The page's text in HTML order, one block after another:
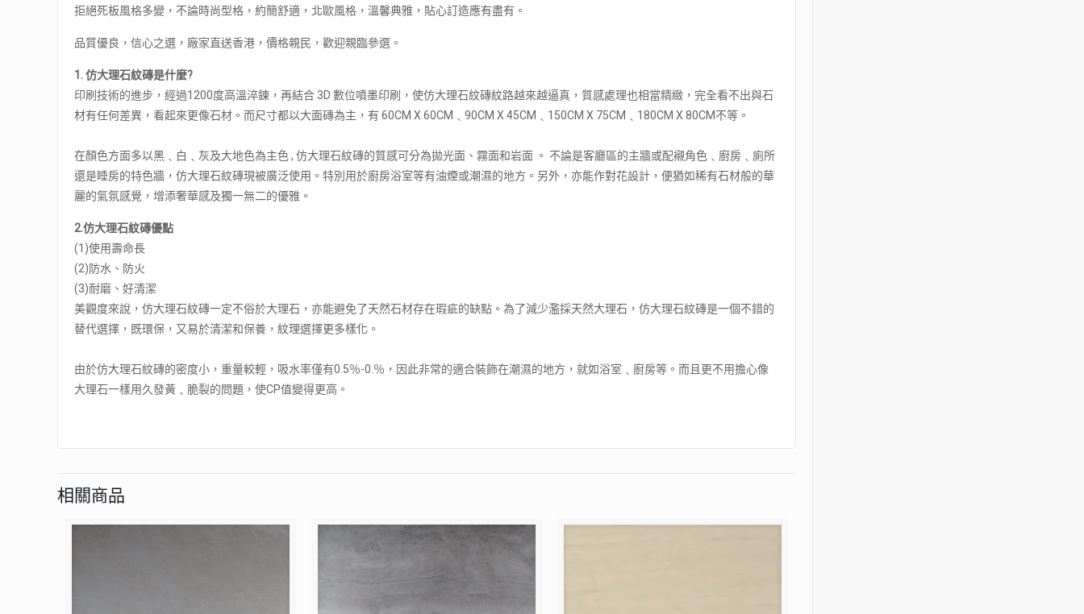
拒絕死板風格多變，不論時尚型格，約簡舒適，北歐風格，溫馨典雅，貼心訂造應有盡有。
品質優良，信心之選，廠家直送香港，價格親民，歡迎親臨參選。
1. 仿大理石紋磚是什麼?
印刷技術的進步，經過1200度高溫淬鍊，再結合 3D 數位噴墨印刷，使仿大理石紋磚紋路越來越逼真，質感處理也相當精緻，完全看不出與石
材有任何差異，看起來更像石材。而尺寸都以大面磚為主，有 60CM X 60CM﹑90CM X 45CM﹑150CM X 75CM﹑180CM X 80CM不等。
在顏色方面多以黑﹑白﹑灰及大地色為主色 , 仿大理石紋磚的質感可分為拋光面、霧面和岩面 。 不論是客廳區的主牆或配襯角色﹑廚房﹑廁所
還是睡房的特色牆，仿大理石紋磚現被廣泛使用。特別用於廚房浴室等有油煙或潮濕的地方。另外，亦能作對花設計，便猶如稀有石材般的華
麗的氣氛感覺，增添奢華感及獨一無二的優雅。
2.仿大理石紋磚優點
(1)使用壽命長
(2)防水、防火
(3)耐磨、好清潔
美觀度來說，仿大理石紋磚一定不俗於大理石，亦能避免了天然石材存在瑕疵的缺點。為了減少濫採天然大理石，仿大理石紋磚是一個不錯的
替代選擇，既環保，又易於清潔和保養，紋理選擇更多樣化。
由於仿大理石紋磚的密度小，重量較輕，吸水率僅有0.5％-0.％，因此非常的適合裝飾在潮濕的地方，就如浴室﹑廚房等。而且更不用擔心像
大理石一樣用久發黃﹑脆裂的問題，使CP值變得更高。
相關商品